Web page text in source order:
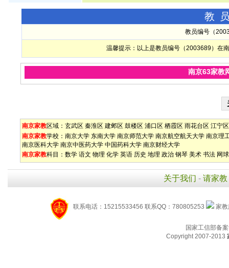
教
教员编号（
温馨提示：以上是教员编号（2003689）在
南京63家教
南京家教区域： 玄武区 秦淮区 建邺区 鼓楼区 浦口区 栖霞区 雨花台区 江宁区
南京家教学校： 南京大学 东南大学 南京师范大学 南京航空航天大学 南京理
南京医科大学 南京中医药大学 中国药科大学 南京财经大学
南京家教科目： 数学 语文 物理 化学 英语 历史 地理 政治 钢琴 美术 书法 网球
关于我们 - 请家教
联系电话：15215533456 联系QQ：780805253 家
国家工信部备
Copyright 2007-2013